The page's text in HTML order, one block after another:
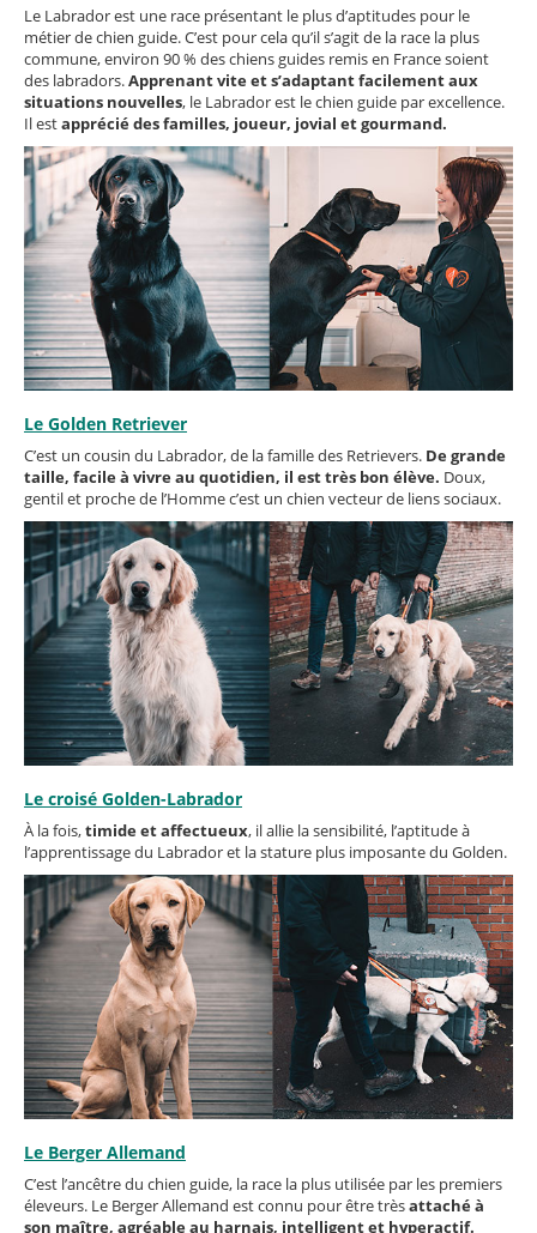
Le Labrador est une race présentant le plus d’aptitudes pour le
métier de chien guide. C’est pour cela qu’il s’agit de la race la plus
commune, environ 90 % des chiens guides remis en France soient
des labradors.Apprenant vite et s’adaptant facilement aux
situations nouvelles, le Labrador est le chien guide par excellence.
Il estapprécié des familles, joueur, jovial et gourmand.
Le Golden Retriever
C’est un cousin du Labrador, de la famille des Retrievers. De grande
taille, facile à vivre au quotidien, il est très bon élève. Doux,
gentil et proche de l’Homme c’est un chien vecteur de liens sociaux.
Le croisé Golden-Labrador
À la fois,timide et affectueux, il allie la sensibilité, l’aptitude à
l’apprentissage du Labrador et la stature plus imposante du Golden.
Le Berger Allemand
C’est l’ancêtre du chien guide, la race la plus utilisée par les premiers
éleveurs. Le Berger Allemand est connu pour être trèsattaché à
son maître, agréable au harnais, intelligent et hyperactif.